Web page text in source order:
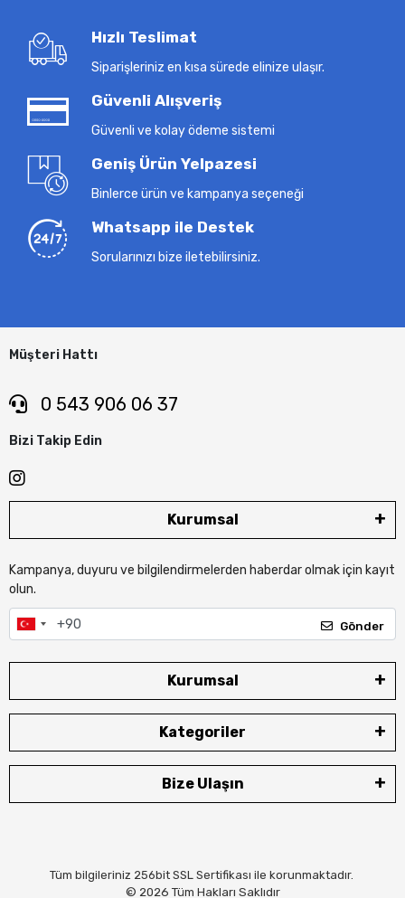
Hızlı Teslimat
Siparişleriniz en kısa sürede elinize ulaşır.
Güvenli Alışveriş
Güvenli ve kolay ödeme sistemi
Geniş Ürün Yelpazesi
Binlerce ürün ve kampanya seçeneği
Whatsapp ile Destek
Sorularınızı bize iletebilirsiniz.
Müşteri Hattı
0 543 906 06 37
Bizi Takip Edin
Kurumsal
Kampanya, duyuru ve bilgilendirmelerden haberdar olmak için kayıt
olun.
Gönder
Kurumsal
Kategoriler
Bize Ulaşın
Tüm bilgileriniz 256bit SSL Sertifikası ile korunmaktadır.
© 2026 Tüm Hakları Saklıdır